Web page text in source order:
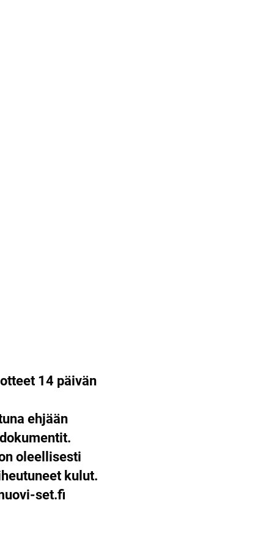
14 päivän
ehjään
oleellisesti
kulut.
set.fi